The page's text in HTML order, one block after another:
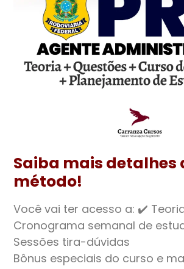
Saiba mais detalhes
método!
Você vai ter acesso a: ✔️
Cronograma semanal de
Sessões tira-dúvidas
Bônus especiais do curso e